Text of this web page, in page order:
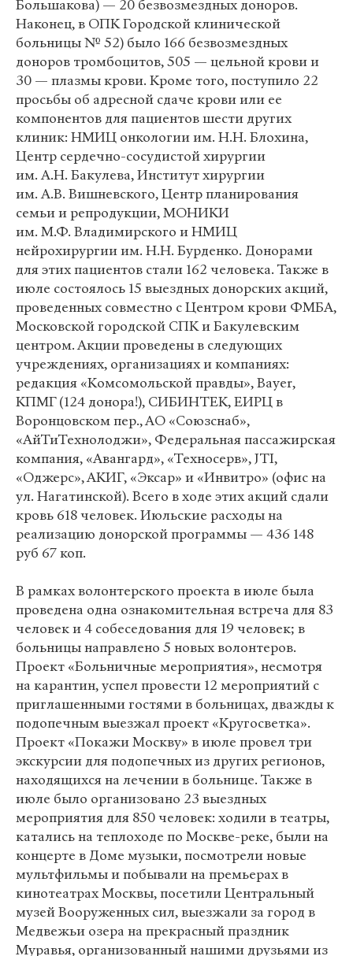
Большакова) — 20 безвозмездных доноров.
Наконец, в ОПК Городской клинической
больницы № 52) было 166 безвозмездных
доноров тромбоцитов, 505 — цельной крови и
30 — плазмы крови. Кроме того, поступило 22
просьбы об адресной сдаче крови или ее
компонентов для пациентов шести других
клиник: НМИЦ онкологии им. Н.Н. Блохина,
Центр сердечно-сосудистой хирургии
им. А.Н. Бакулева, Институт хирургии
им. А.В. Вишневского, Центр планирования
семьи и репродукции, МОНИКИ
им. М.Ф. Владимирского и НМИЦ
нейрохирургии им. Н.Н. Бурденко. Донорами
для этих пациентов стали 162 человека. Также в
июле состоялось 15 выездных донорских акций,
проведенных совместно с Центром крови ФМБА,
Московской городской СПК и Бакулевским
центром. Акции проведены в следующих
учреждениях, организациях и компаниях:
редакция «Комсомольской правды», Bayer,
КПМГ (124 донора!), СИБИНТЕК, ЕИРЦ в
Воронцовском пер., АО «Союзснаб»,
«АйТиТехнолоджи», Федеральная пассажирская
компания, «Авангард», «Техносерв», JTI,
«Оджерс», АКИГ, «Эксар» и «Инвитро» (офис на
ул. Нагатинской). Всего в ходе этих акций сдали
кровь 618 человек. Июльские расходы на
реализацию донорской программы — 436 148
руб 67 коп.
В рамках волонтерского проекта в июле была
проведена одна ознакомительная встреча для 83
человек и 4 собеседования для 19 человек; в
больницы направлено 5 новых волонтеров.
Проект «Больничные мероприятия», несмотря
на карантин, успел провести 12 мероприятий с
приглашенными гостями в больницах, дважды к
подопечным выезжал проект «Кругосветка».
Проект «Покажи Москву» в июле провел три
экскурсии для подопечных из других регионов,
находящихся на лечении в больнице. Также в
июле было организовано 23 выездных
мероприятия для 850 человек: ходили в театры,
катались на теплоходе по Москве-реке, были на
концерте в Доме музыки, посмотрели новые
мультфильмы и побывали на премьерах в
кинотеатрах Москвы, посетили Центральный
музей Вооруженных сил, выезжали за город в
Медвежьи озера на прекрасный праздник
Муравья, организованный нашими друзьями из